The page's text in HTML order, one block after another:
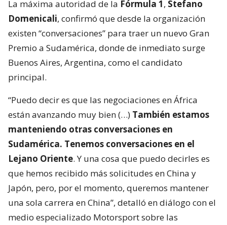
La máxima autoridad de la Fórmula 1, Stefano
Domenicali, confirmó que desde la organización
existen “conversaciones” para traer un nuevo Gran
Premio a Sudamérica, donde de inmediato surge
Buenos Aires, Argentina, como el candidato
principal.
“Puedo decir es que las negociaciones en África
están avanzando muy bien (…) También estamos
manteniendo otras conversaciones en
Sudamérica. Tenemos conversaciones en el
Lejano Oriente. Y una cosa que puedo decirles es
que hemos recibido más solicitudes en China y
Japón, pero, por el momento, queremos mantener
una sola carrera en China”, detalló en diálogo con el
medio especializado Motorsport sobre las